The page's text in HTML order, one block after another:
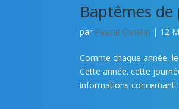
Baptêmes
par Pascal Christin | 12
Comme chaque année,
Cette année. cette
informations concernant